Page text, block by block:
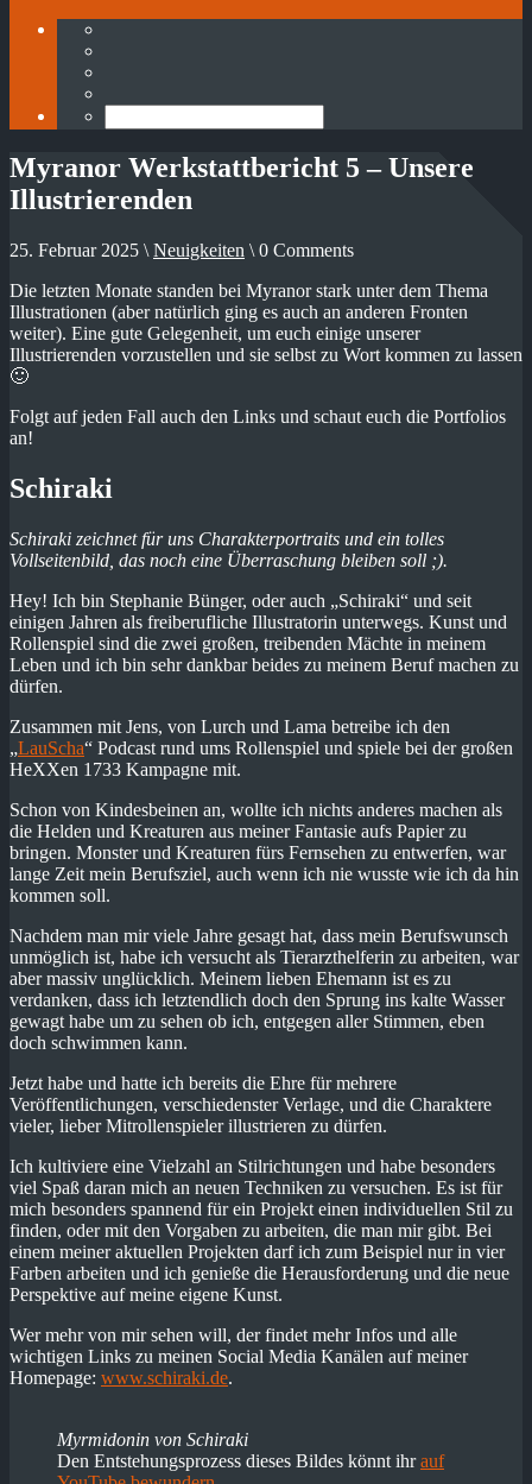
Myranor Werkstattbericht 5 – Unsere
Illustrierenden
25. Februar 2025 \ Neuigkeiten \ 0 Comments
Die letzten Monate standen bei Myranor stark unter dem Thema
Illustrationen (aber natürlich ging es auch an anderen Fronten
weiter). Eine gute Gelegenheit, um euch einige unserer
Illustrierenden vorzustellen und sie selbst zu Wort kommen zu lassen
🙂
Folgt auf jeden Fall auch den Links und schaut euch die Portfolios
an!
Schiraki
Schiraki zeichnet für uns Charakterportraits und ein tolles
Vollseitenbild, das noch eine Überraschung bleiben soll ;).
Hey! Ich bin Stephanie Bünger, oder auch „Schiraki“ und seit
einigen Jahren als freiberufliche Illustratorin unterwegs. Kunst und
Rollenspiel sind die zwei großen, treibenden Mächte in meinem
Leben und ich bin sehr dankbar beides zu meinem Beruf machen zu
dürfen.
Zusammen mit Jens, von Lurch und Lama betreibe ich den
„LauScha“ Podcast rund ums Rollenspiel und spiele bei der großen
HeXXen 1733 Kampagne mit.
Schon von Kindesbeinen an, wollte ich nichts anderes machen als
die Helden und Kreaturen aus meiner Fantasie aufs Papier zu
bringen. Monster und Kreaturen fürs Fernsehen zu entwerfen, war
lange Zeit mein Berufsziel, auch wenn ich nie wusste wie ich da hin
kommen soll.
Nachdem man mir viele Jahre gesagt hat, dass mein Berufswunsch
unmöglich ist, habe ich versucht als Tierarzthelferin zu arbeiten, war
aber massiv unglücklich. Meinem lieben Ehemann ist es zu
verdanken, dass ich letztendlich doch den Sprung ins kalte Wasser
gewagt habe um zu sehen ob ich, entgegen aller Stimmen, eben
doch schwimmen kann.
Jetzt habe und hatte ich bereits die Ehre für mehrere
Veröffentlichungen, verschiedenster Verlage, und die Charaktere
vieler, lieber Mitrollenspieler illustrieren zu dürfen.
Ich kultiviere eine Vielzahl an Stilrichtungen und habe besonders
viel Spaß daran mich an neuen Techniken zu versuchen. Es ist für
mich besonders spannend für ein Projekt einen individuellen Stil zu
finden, oder mit den Vorgaben zu arbeiten, die man mir gibt. Bei
einem meiner aktuellen Projekten darf ich zum Beispiel nur in vier
Farben arbeiten und ich genieße die Herausforderung und die neue
Perspektive auf meine eigene Kunst.
Wer mehr von mir sehen will, der findet mehr Infos und alle
wichtigen Links zu meinen Social Media Kanälen auf meiner
Homepage: www.schiraki.de.
Myrmidonin von Schiraki
Den Entstehungsprozess dieses Bildes könnt ihrauf